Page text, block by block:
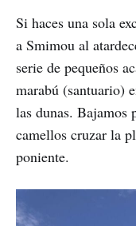
Si haces una sola
a Smimou al
serie de pequeños
marabú (santuario)
las dunas. Bajamos
camellos cruzar la
poniente.